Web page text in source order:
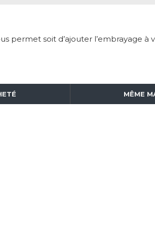
permet soit d’ajouter l’embrayage
MÊME